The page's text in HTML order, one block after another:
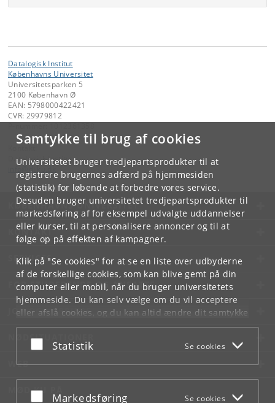
Samtykke til brug af cookies
Universitetet bruger tredjepartsprodukter til at
registrere brugernes adfærd på hjemmesiden
(statistik) for løbende at forbedre vores service.
Desuden bruger universitetet tredjepartsprodukter til
markedsføring af for eksempel udvalgte uddannelser
eller kurser, til at personalisere annoncer og til at
følge op på effekten af kampagner.
Klik på "Se cookies" for at se en liste over udbyderne
af de forskellige cookies, som kan blive gemt på din
computer eller mobil, når du bruger universitetets
hjemmeside. Du kan selv vælge om du vil acceptere
eller afslå cookies, og du kan altid ændre dit samtykke
underCookie- og privatlivspolitiksom du finder i
bunden af hver side.
Acceptér eller afslå
Statistik Se cookies
Acceptér eller afslå
Markedsføring Se cookies
Datalogisk Institut
Københavns Universitet
Universitetsparken 5
2100 København Ø
EAN: 5798000422421
CVR: 29979812
Datalogisk Institut
KØBENHAVNS UNIVERSITET
KONTAKT
SERVICES
FOR STUDERENDE OG ANSATTE
JOB OG KARRIERE
NØDSITUATIONER
WEB
MØD KU PÅ